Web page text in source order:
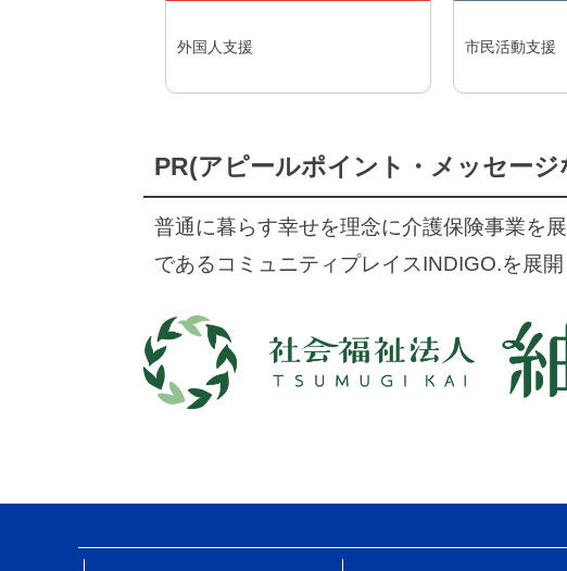
外国人支援 市民活動支援
PR(アピールポイント・メッセージ
普通に暮らす幸せを理念に介護保険事業を
であるコミュニティプレイスINDIGO.を展開